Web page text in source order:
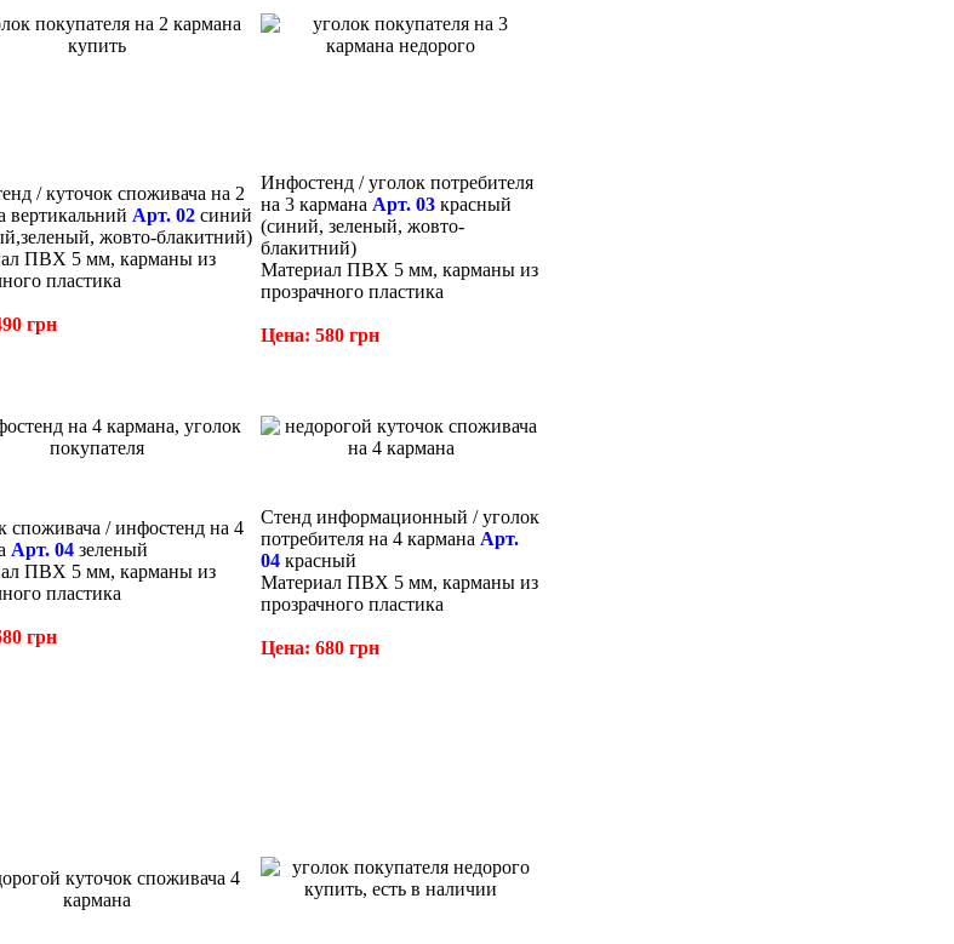
/ куточок споживача на 2
вертикальний Арт. 02 синий
жовто-блакитний)
ПВХ 5 мм, карманы из
пластика
грн
Инфостенд / уголок потребителя
на 3 кармана Арт. 03 красный
(синий, зеленый, жовто-
блакитний)
Материал ПВХ 5 мм, карманы из
прозрачного пластика
Цена: 580 грн
споживача / инфостенд на 4
Арт. 04 зеленый
ПВХ 5 мм, карманы из
пластика
грн
Стенд информационный / уголок
потребителя на 4 кармана Арт.
04 красный
Материал ПВХ 5 мм, карманы из
прозрачного пластика
Цена: 680 грн